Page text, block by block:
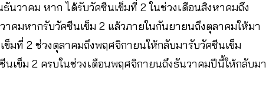
นวาคม หาก ได้รับวัคซีนเข็มที่ 2 ในช่วงเดือนสิงหาคมถึง
คมหากรับวัคซีนเข็ม 2 แล้วภายในกันยายนถึงตุลาคมให้มา
มที่ 2 ช่วงตุลาคมถึงพฤศจิกายนให้กลับมารับวัคซีนเข็ม
เข็ม 2 ครบในช่วงเดือนพฤศจิกายนถึงธันวาคมปีนี้ให้กลับมา